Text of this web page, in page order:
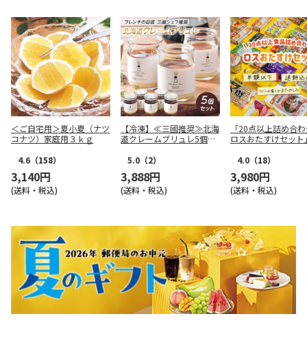
＜ご自宅用＞夏小夏（ナツ
コナツ）家庭用３ｋｇ
4.6 （158）
3,140円
(送料・税込)
【冷凍】≪三國推奨≫北海
道クレームブリュレ5個セ
5.0 （2）
3,888円
(送料・税込)
「20点以上詰め合
ロスおたすけセット
4.0 （18）
3,980円
(送料・税込)